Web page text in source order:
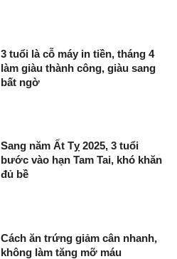
3 tuổi là cỗ máy in tiền, tháng 4
làm giàu thành công, giàu sang
bất ngờ
Sang năm Ất Tỵ 2025, 3 tuổi
bước vào hạn Tam Tai, khó khăn
đủ bề
Cách ăn trứng giảm cân nhanh,
không làm tăng mỡ máu